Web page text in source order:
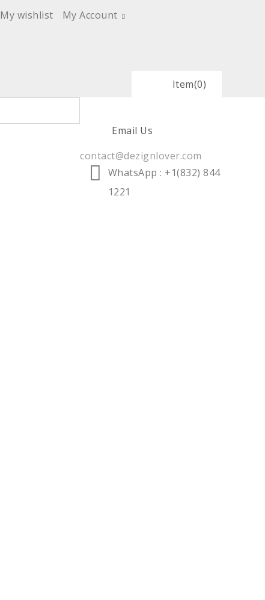
My wishlist My Account
Item(0)
Email Us
contact@dezignlover.com
WhatsApp : +1(832) 844
1221